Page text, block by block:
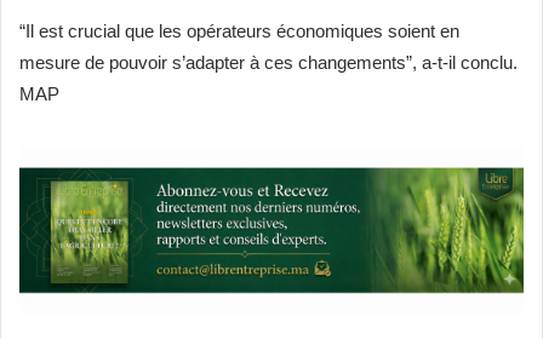
“Il est crucial que les opérateurs économiques soient en
mesure de pouvoir s’adapter à ces changements”, a-t-il conclu.
MAP